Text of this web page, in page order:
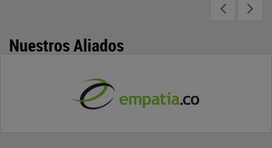
Nuestros Aliados